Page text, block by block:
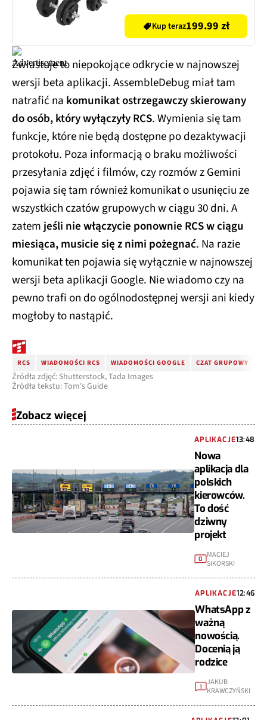
Kup teraz199.99 zł
Zwiastuje to niepokojące odkrycie w najnowszej
wersji beta aplikacji. AssembleDebug miał tam
natrafić na komunikat ostrzegawczy skierowany
do osób, który wyłączyły RCS. Wymienia się tam
funkcje, które nie będą dostępne po dezaktywacji
protokołu. Poza informacją o braku możliwości
przesyłania zdjęć i filmów, czy rozmów z Gemini
pojawia się tam również komunikat o usunięciu ze
wszystkich czatów grupowych w ciągu 30 dni. A
zatem jeśli nie włączycie ponownie RCS w ciągu
miesiąca, musicie się z nimi pożegnać. Na razie
komunikat ten pojawia się wyłącznie w najnowszej
wersji beta aplikacji Google. Nie wiadomo czy na
pewno trafi on do ogólnodostępnej wersji ani kiedy
mogłoby to nastąpić.
RCS WIADOMOŚCI RCS WIADOMOŚCI GOOGLE CZAT GRUPOWY
Źródła zdjęć: Shutterstock, Tada Images
Źródła tekstu: Tom's Guide
Zobacz więcej
APLIKACJE13:48
Nowa
aplikacja dla
polskich
kierowców.
To dość
dziwny
projekt
0 MACIEJ
SIKORSKI
APLIKACJE12:46
WhatsApp z
ważną
nowością.
Docenią ją
rodzice
1
JAKUB
KRAWCZYŃSKI